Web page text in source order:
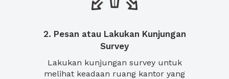
2. Pesan atau Lakukan Kunjungan
Survey
Lakukan kunjungan survey untuk
melihat keadaan ruang kantor yang